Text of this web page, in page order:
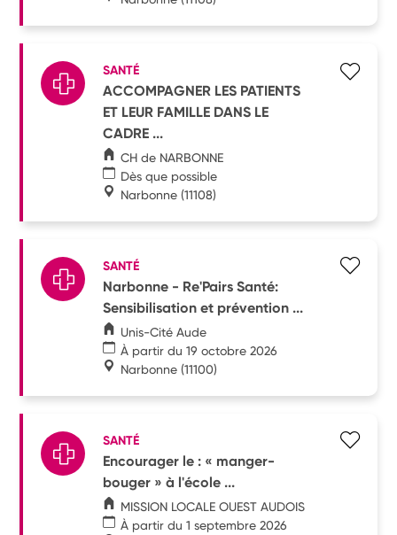
SANTÉ
ACCOMPAGNER LES PATIENTS
ET LEUR FAMILLE DANS LE
CADRE ...
CH de NARBONNE
Dès que possible
Narbonne (11108)
SANTÉ
Narbonne - Re'Pairs Santé:
Sensibilisation et prévention ...
Unis-Cité Aude
À partir du 19 octobre 2026
Narbonne (11100)
SANTÉ
Encourager le : « manger-
bouger » à l'école ...
MISSION LOCALE OUEST AUDOIS
À partir du 1 septembre 2026